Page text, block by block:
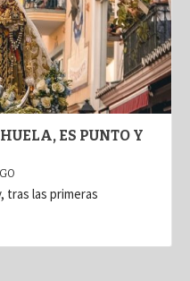
ES PUNTO Y
tras las primeras